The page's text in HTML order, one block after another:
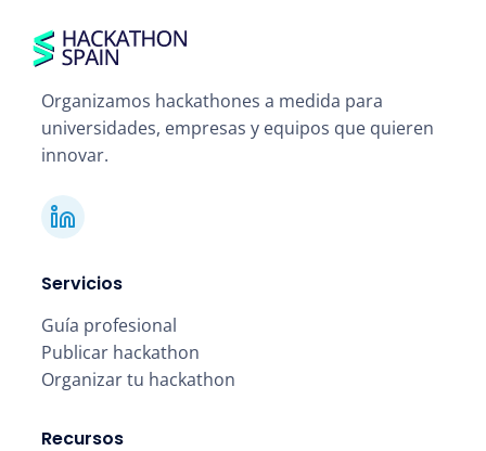
Organizamos hackathones a medida para
universidades, empresas y equipos que quieren
innovar.
Servicios
Guía profesional
Publicar hackathon
Organizar tu hackathon
Recursos